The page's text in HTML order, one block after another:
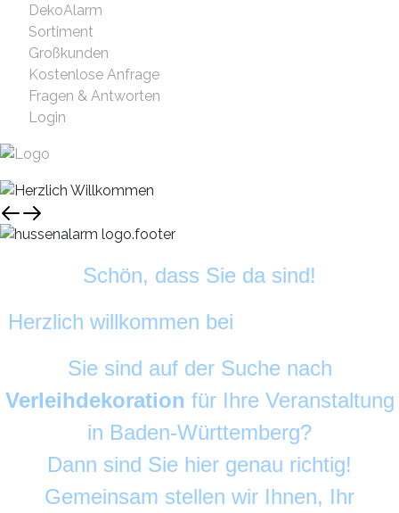
DekoAlarm
Sortiment
Großkunden
Kostenlose Anfrage
Fragen & Antworten
Login
Schön, dass Sie da sind!
Herzlich willkommen bei
Sie sind auf der Suche nach
Verleihdekoration für Ihre Veranstaltung
in Baden-Württemberg?
Dann sind Sie hier genau richtig!
Gemeinsam stellen wir Ihnen, Ihr